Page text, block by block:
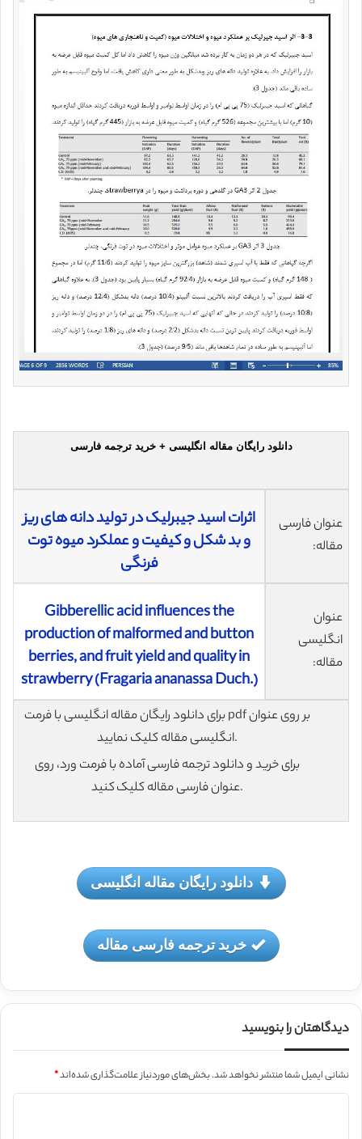
دانلود رایگان مقاله انگلیسی + خرید ترجمه فارسی
عنوان فارسی
مقاله:
اثرات اسید جیبرلیک در تولید دانه های ریز
و بد شکل و کیفیت و عملکرد میوه توت
فرنگی
عنوان
انگلیسی
مقاله:
Gibberellic acid influences the
production of malformed and button
berries, and fruit yield and quality in
strawberry (Fragaria ananassa Duch.)
برای دانلود رایگان مقاله انگلیسی با فرمت pdf بر روی عنوان
انگلیسی مقاله کلیک نمایید.
برای خرید و دانلود ترجمه فارسی آماده با فرمت ورد، روی
عنوان فارسی مقاله کلیک کنید.
دانلود رایگان مقاله انگلیسی
خرید ترجمه فارسی مقاله
دیدگاهتان را بنویسید
نشانی ایمیل شما منتشر نخواهد شد.بخش‌های موردنیاز علامت‌گذاری شده‌اند*